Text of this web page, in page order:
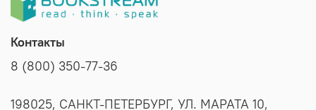
Контакты
8 (800) 350-77-36
198025, САНКТ-ПЕТЕРБУРГ, УЛ. МАРАТА 10,